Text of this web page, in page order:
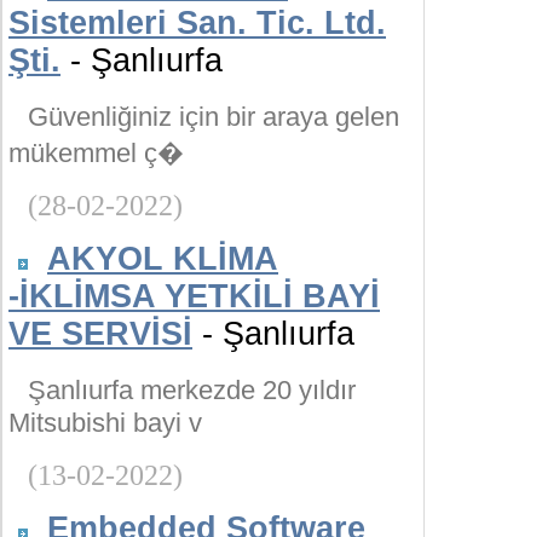
Sistemleri San. Tic. Ltd.
Şti. - Şanlıurfa
Güvenliğiniz için bir araya gelen
mükemmel ç�
(28-02-2022)
AKYOL KLİMA
-İKLİMSA YETKİLİ BAYİ
VE SERVİSİ - Şanlıurfa
Şanlıurfa merkezde 20 yıldır
Mitsubishi bayi v
(13-02-2022)
Embedded Software